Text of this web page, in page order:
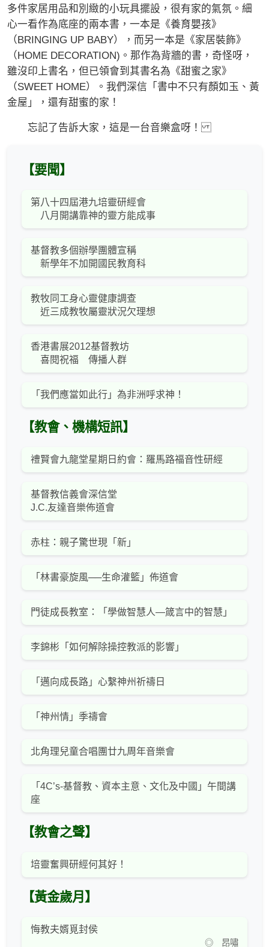
多件家居用品和別緻的小玩具擺設，很有家的氣氛。細
心一看作為底座的兩本書，一本是《養育嬰孩》
（BRINGING UP BABY），而另一本是《家居裝飾》
（HOME DECORATION)。那作為背牆的書，奇怪呀，
雖沒印上書名，但已領會到其書名為《甜蜜之家》
（SWEET HOME）。我們深信「書中不只有顏如玉、黃
金屋」，還有甜蜜的家！
忘記了告訴大家，這是一台音樂盒呀！
【要聞】
第八十四屆港九培靈研經會
八月開講靠神的靈方能成事
基督教多個辦學團體宣稱
新學年不加開國民教育科
教牧同工身心靈健康調查
近三成教牧屬靈狀況欠理想
香港書展2012基督教坊
喜閱祝福 傳播人群
「我們應當如此行」為非洲呼求神！
【教會、機構短訊】
禮賢會九龍堂星期日約會：羅馬路福音性研經
基督教信義會深信堂
J.C.友達音樂佈道會
赤柱：親子驚世現「新」
「林書豪旋風──生命灌籃」佈道會
門徒成長教室：「學做智慧人—箴言中的智慧」
李錦彬「如何解除操控教派的影響」
「邁向成長路」心繫神州祈禱日
「神州情」季禱會
北角理兒童合唱團廿九周年音樂會
「4C’s-基督教、資本主意、文化及中國」午間講
座
【教會之聲】
培靈奮興研經何其好！
【黃金歲月】
悔教夫婿覓封侯
◎ 昂嘯